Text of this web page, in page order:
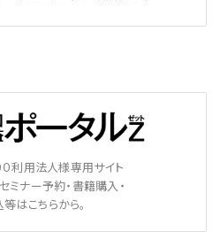
０利用法人様専用サイト
ミナー予約・書籍購入・
はこちらから。